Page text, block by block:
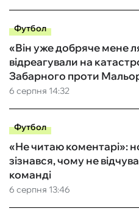
Футбол
6 серпня 14:32
«Він уже добряче мене
відреагували на
Забарного проти
Футбол
6 серпня 13:46
«Не читаю коментарі»:
зізнався, чому не
команді